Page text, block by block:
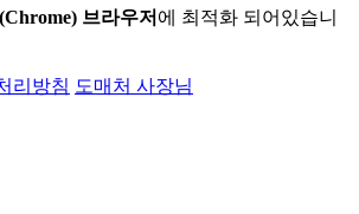
브라우저 에 최적화 되어있습니
리방침 도매처 사장님